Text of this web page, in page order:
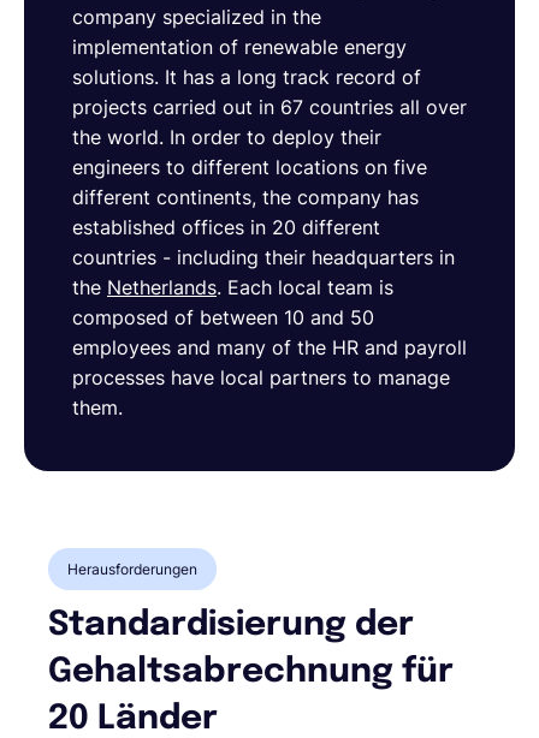
company specialized in the
implementation of renewable energy
solutions. It has a long track record of
projects carried out in 67 countries all over
the world. In order to deploy their
engineers to different locations on five
different continents, the company has
established offices in 20 different
countries - including their headquarters in
the Netherlands. Each local team is
composed of between 10 and 50
employees and many of the HR and payroll
processes have local partners to manage
them.
Herausforderungen
Standardisierung der
Gehaltsabrechnung für
20 Länder